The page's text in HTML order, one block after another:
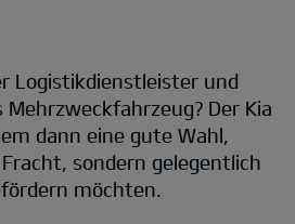
Logistikdienstleister und
Der Kia
dann eine gute Wahl,
sondern gelegentlich
möchten.